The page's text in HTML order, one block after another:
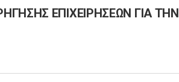
ΕΠΙΧΕΙΡΗΣΕΩΝ ΓΙΑ ΤΗΝ